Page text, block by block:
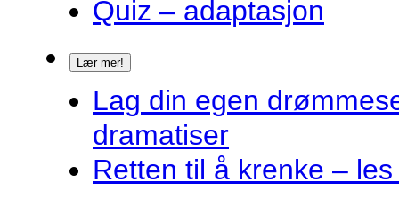
Quiz – adaptasjon
Lær mer!
Lag din egen
dramatiser
Retten til å krenke –